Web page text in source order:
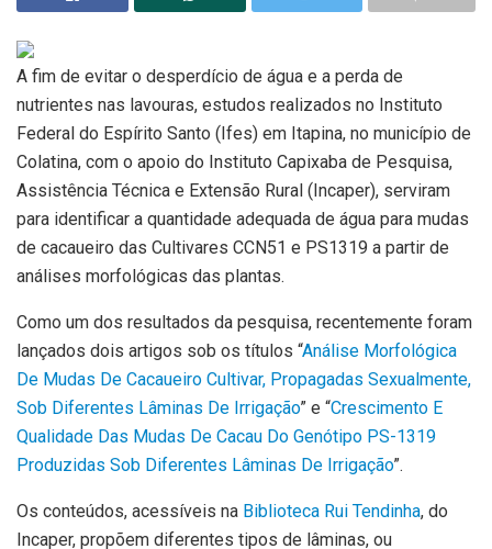
A fim de evitar o desperdício de água e a perda de
nutrientes nas lavouras, estudos realizados no Instituto
Federal do Espírito Santo (Ifes) em Itapina, no município de
Colatina, com o apoio do Instituto Capixaba de Pesquisa,
Assistência Técnica e Extensão Rural (Incaper), serviram
para identificar a quantidade adequada de água para mudas
de cacaueiro das Cultivares CCN51 e PS1319 a partir de
análises morfológicas das plantas.
Como um dos resultados da pesquisa, recentemente foram
lançados dois artigos sob os títulos “Análise Morfológica
De Mudas De Cacaueiro Cultivar, Propagadas Sexualmente,
Sob Diferentes Lâminas De Irrigação” e “Crescimento E
Qualidade Das Mudas De Cacau Do Genótipo PS-1319
Produzidas Sob Diferentes Lâminas De Irrigação”.
Os conteúdos, acessíveis na Biblioteca Rui Tendinha, do
Incaper, propõem diferentes tipos de lâminas, ou